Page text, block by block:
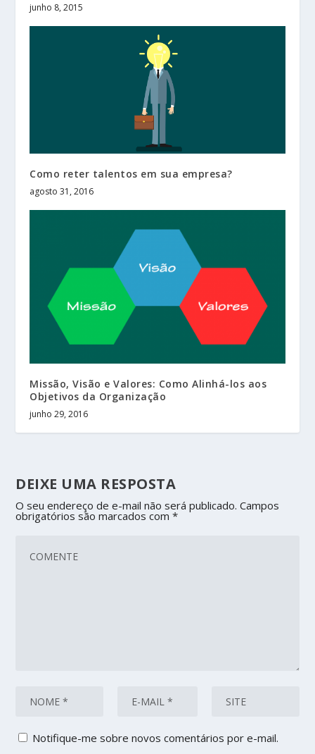
junho 8, 2015
Como reter talentos em sua empresa?
agosto 31, 2016
Missão, Visão e Valores: Como Alinhá-los aos
Objetivos da Organização
junho 29, 2016
DEIXE UMA RESPOSTA
O seu endereço de e-mail não será publicado. Campos
obrigatórios são marcados com*
Notifique-me sobre novos comentários por e-mail.